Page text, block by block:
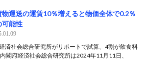
物運送の運賃10％増えると物価全体で0.2％
可能性
済社会総合研究所がリポートで試算、4割が飲食料
閣府経済社会総合研究所は2024年11月11日、